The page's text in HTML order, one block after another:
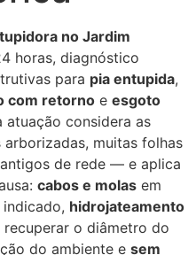
no Jardim
horas, diagnóstico
para pia entupida,
com retorno e esgoto
atuação considera as
muitas folhas
de rede — e aplica
cabos e molas em
hidrojateamento
o diâmetro do
do ambiente e sem